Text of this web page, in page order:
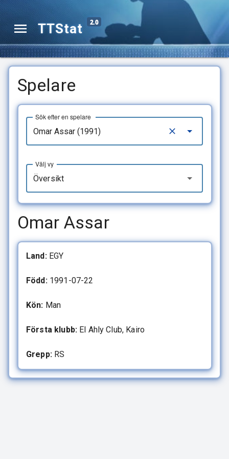
TTStat 2.0
Spelare
Sök efter en spelare
Översikt
Välj vy
Omar Assar
Land:EGY
Född:1991-07-22
Kön: Man
Första klubb:El Ahly Club, Kairo
Grepp:RS